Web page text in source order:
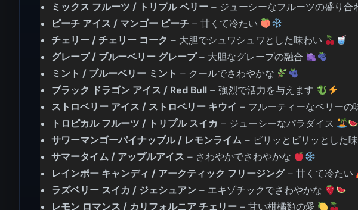
ミックス フルーツ / トリプル ベリー – ジューシーなフルーツの盛り合
ピーチ アイス / マンゴー ピーチ – 甘くて冷たい
チェリー / チェリー コーク – 大胆でシュワシュワとした味わい
グレープ / ブルーベリー グレープ– 大胆なグレープの融合
ミント / ブルーベリー ミント – クールでさわやかな
ブラック ドラゴン アイス / Red Bull – 強烈で活力を与えます
ストロベリー アイス / ストロベリー キウイ – フルーティーなベリーの
トロピカル フルーツ / トリプル スイカ – ジューシーなパラダイス
サワーマンゴーパイナップル / レモンライム – ピリッとピリッとした
サマータイム / アップルアイス – さわやかでさわやかな
レインボー キャンディ / アークティック フリージング– 甘くて冷たい
ラズベリー スイカ / ジェシュアン – エキゾチックでさわやかな
レモン ロマンス / カリフォルニア チェリー – 甘い柑橘類の愛